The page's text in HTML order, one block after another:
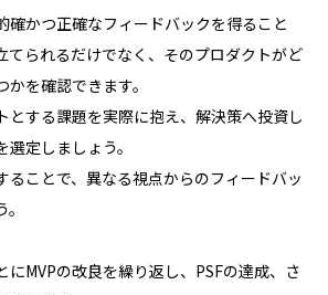
確かつ正確なフィードバックを得ること
てられるだけでなく、そのプロダクトがど
を確認できます。
とする課題を実際に抱え、解決策へ投資し
定しましょう。
ることで、異なる視点からのフィードバッ
にMVPの改良を繰り返し、PSFの達成、さ